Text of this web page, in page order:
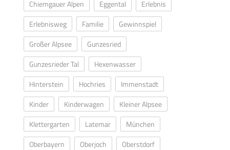
Chiemgauer Alpen
Eggental
Erlebnis
Erlebnisweg
Familie
Gewinnspiel
Großer Alpsee
Gunzesried
Gunzesrieder Tal
Hexenwasser
Hinterstein
Hochries
Immenstadt
Kinder
Kinderwagen
Kleiner Alpsee
Klettergarten
Latemar
München
Oberbayern
Oberjoch
Oberstdorf